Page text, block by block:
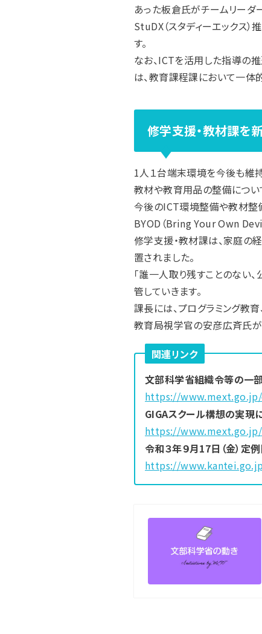
あった板倉氏がチームリーダ
StuDX（スタディーエックス
す。
なお、ICTを活用した指導の
は、教育課程課において一体
修学支援・教材課を新
1人１台端末環境を今後も維
教材や教育用品の整備につい
今後のICT環境整備や教材整
BYOD（Bring Your Own
修学支援・教材課は、家庭の
置されました。
「誰一人取り残すことのない
管していきます。
課長には、プログラミング教
教育局視学官の安彦広斉氏が
関連リンク
文部科学省組織令等の一部
https://
GIGAスクール構想の実現
https://
令和３年９月17日（金）定
https://